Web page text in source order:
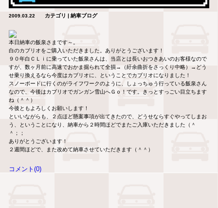
2009.03.22 カテゴリ | 納車ブログ
本日納車の飯泉さまです～。
白のカブリオをご購入いただきました。ありがとうございます！
９０年白ＣＬｉに乗っていた飯泉さんは、当店とは長いおつきあいのお客様なので
すが、数ヶ月前に高速でおかま掘られて全損→（紆余曲折をさっくり中略）→どう
せ乗り換えるなら今度はカブリオに、ということでカブリオになりました！
スノーボードに行くのがライフワークのように、しょっちゅう行っている飯泉さん
なので、今後はカブリオでガンガン雪山へＧｏ！です。きっとすっごい目立ちます
ね（＾＾）
今後ともよろしくお願いします！
といいながらも、２点ほど懸案事項が出てきたので、どうせならすぐやってしまお
う、ということになり、納車から２時間ほどでまたご入庫いただきました（＾
＾；；
ありがとうございます！
２週間ほどで、また改めて納車させていただきます（＾＾）
コメント(0)